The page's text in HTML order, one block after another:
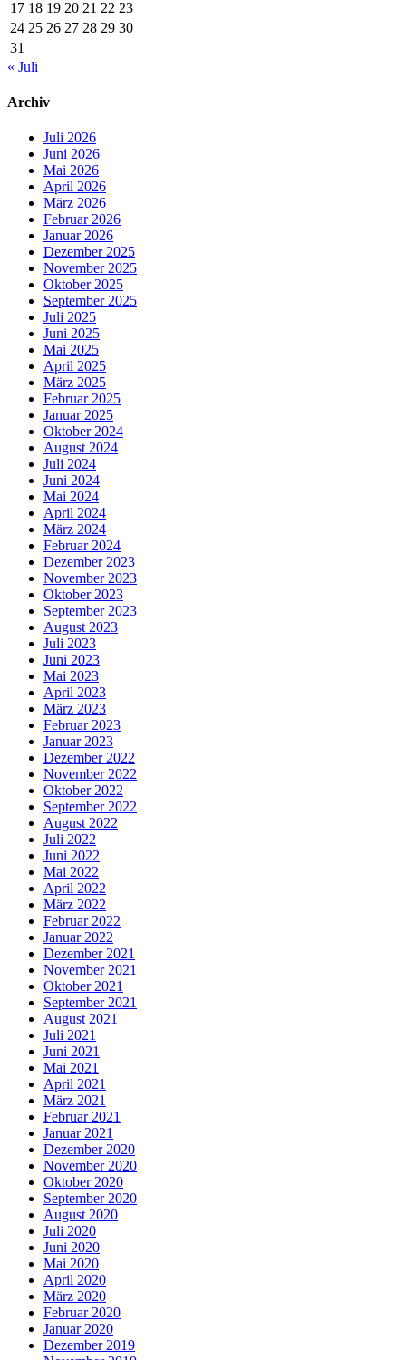
17 18 19 20 21 22 23
24 25 26 27 28 29 30
31
« Juli
Archiv
Juli 2026
Juni 2026
Mai 2026
April 2026
März 2026
Februar 2026
Januar 2026
Dezember 2025
November 2025
Oktober 2025
September 2025
Juli 2025
Juni 2025
Mai 2025
April 2025
März 2025
Februar 2025
Januar 2025
Oktober 2024
August 2024
Juli 2024
Juni 2024
Mai 2024
April 2024
März 2024
Februar 2024
Dezember 2023
November 2023
Oktober 2023
September 2023
August 2023
Juli 2023
Juni 2023
Mai 2023
April 2023
März 2023
Februar 2023
Januar 2023
Dezember 2022
November 2022
Oktober 2022
September 2022
August 2022
Juli 2022
Juni 2022
Mai 2022
April 2022
März 2022
Februar 2022
Januar 2022
Dezember 2021
November 2021
Oktober 2021
September 2021
August 2021
Juli 2021
Juni 2021
Mai 2021
April 2021
März 2021
Februar 2021
Januar 2021
Dezember 2020
November 2020
Oktober 2020
September 2020
August 2020
Juli 2020
Juni 2020
Mai 2020
April 2020
März 2020
Februar 2020
Januar 2020
Dezember 2019